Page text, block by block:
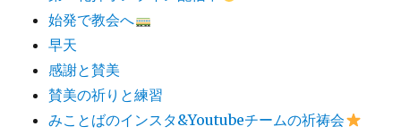
始発で教会へ
早天
感謝と賛美
賛美の祈りと練習
みことばのインスタ&Youtubeチームの祈祷会